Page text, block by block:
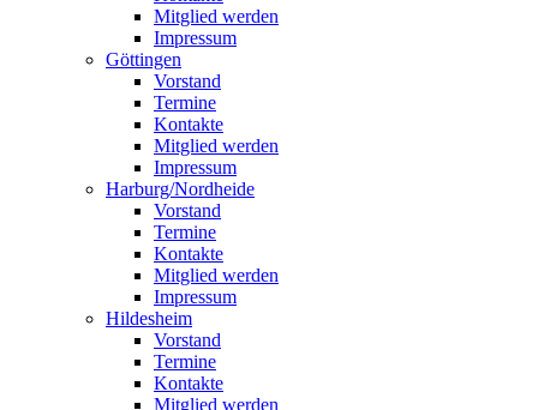
Mitglied werden
Impressum
Göttingen
Vorstand
Termine
Kontakte
Mitglied werden
Impressum
Harburg/Nordheide
Vorstand
Termine
Kontakte
Mitglied werden
Impressum
Hildesheim
Vorstand
Termine
Kontakte
Mitglied werden